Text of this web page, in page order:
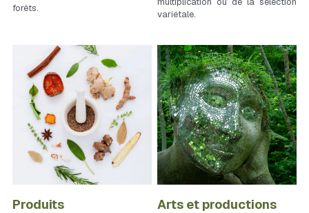
forêts.
variétale.
Produits
Arts et productions